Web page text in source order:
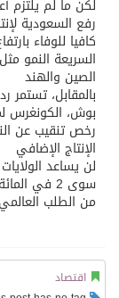
لكن ما لم يلتزم
رفع السعودية
كافيا للوفاء
السريعة النمو
الصين والهند
بالمقابل،
بوش، الكونغرس
رخص تنقيب عن
الإنتاج الإضافي
لن يساعد
سوى 2 في المائة
من الطلب
اقتصاد